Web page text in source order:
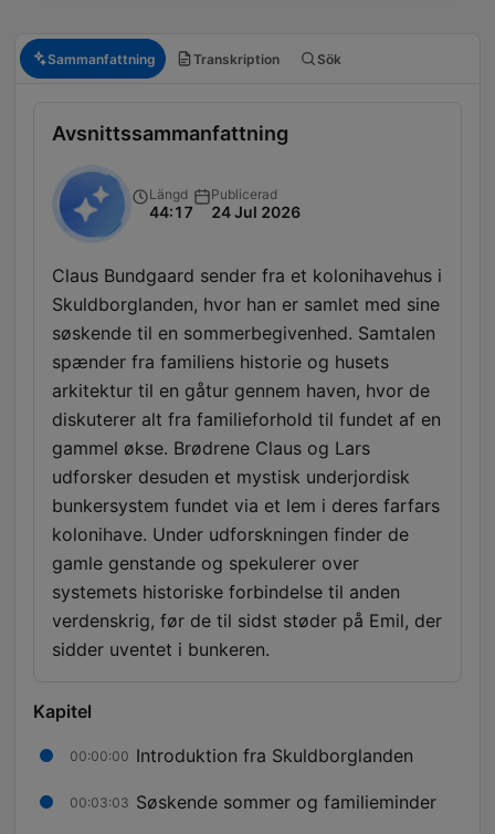
Sammanfattning Transkription Sök
Avsnittssammanfattning
Längd
44:17
Publicerad
24 Jul 2026
Claus Bundgaard sender fra et kolonihavehus i
Skuldborglanden, hvor han er samlet med sine
søskende til en sommerbegivenhed. Samtalen
spænder fra familiens historie og husets
arkitektur til en gåtur gennem haven, hvor de
diskuterer alt fra familieforhold til fundet af en
gammel økse. Brødrene Claus og Lars
udforsker desuden et mystisk underjordisk
bunkersystem fundet via et lem i deres farfars
kolonihave. Under udforskningen finder de
gamle genstande og spekulerer over
systemets historiske forbindelse til anden
verdenskrig, før de til sidst støder på Emil, der
sidder uventet i bunkeren.
Kapitel
00:00:00 Introduktion fra Skuldborglanden
00:03:03 Søskende sommer og familieminder